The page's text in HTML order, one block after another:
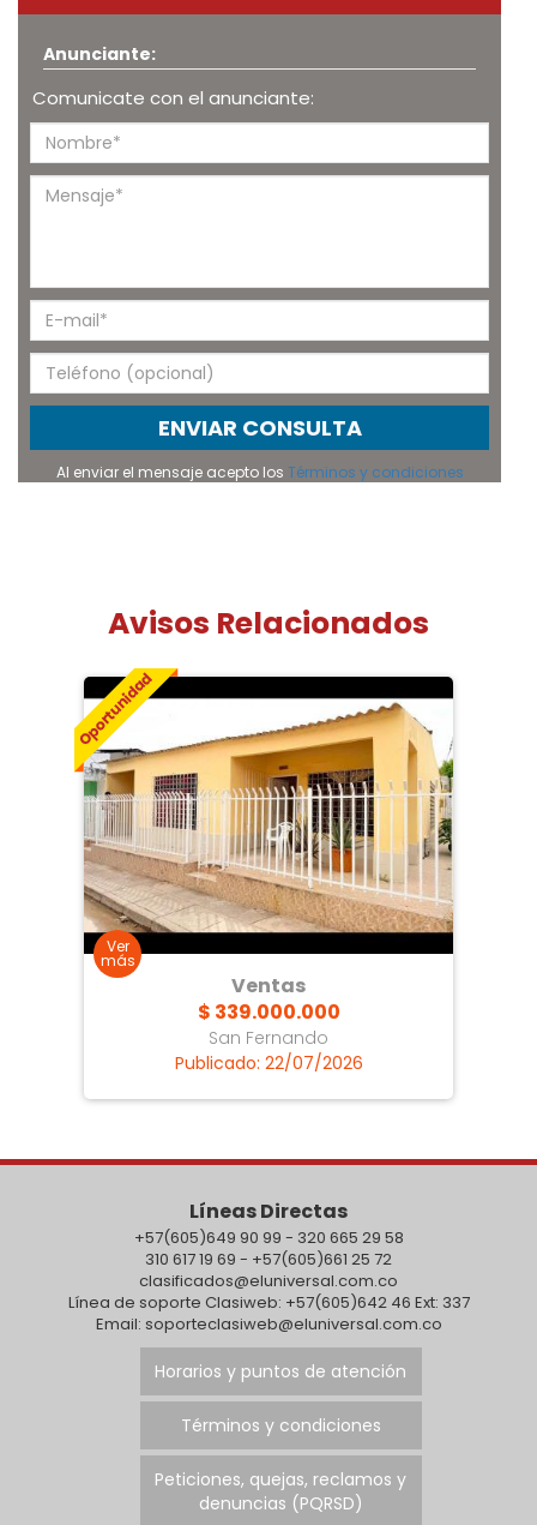
Anunciante:
Comunicate con el anunciante:
ENVIAR CONSULTA
Al enviar el mensaje acepto los Términos y condiciones
Avisos Relacionados
Ventas
$ 339.000.000
San Fernando
Publicado: 22/07/2026
Líneas Directas
+57(605)649 90 99 - 320 665 29 58
310 617 19 69 - +57(605)661 25 72
clasificados@eluniversal.com.co
Línea de soporte Clasiweb: +57(605)642 46 Ext: 337
Email: soporteclasiweb@eluniversal.com.co
Horarios y puntos de atención
Términos y condiciones
Peticiones, quejas, reclamos y
denuncias (PQRSD)